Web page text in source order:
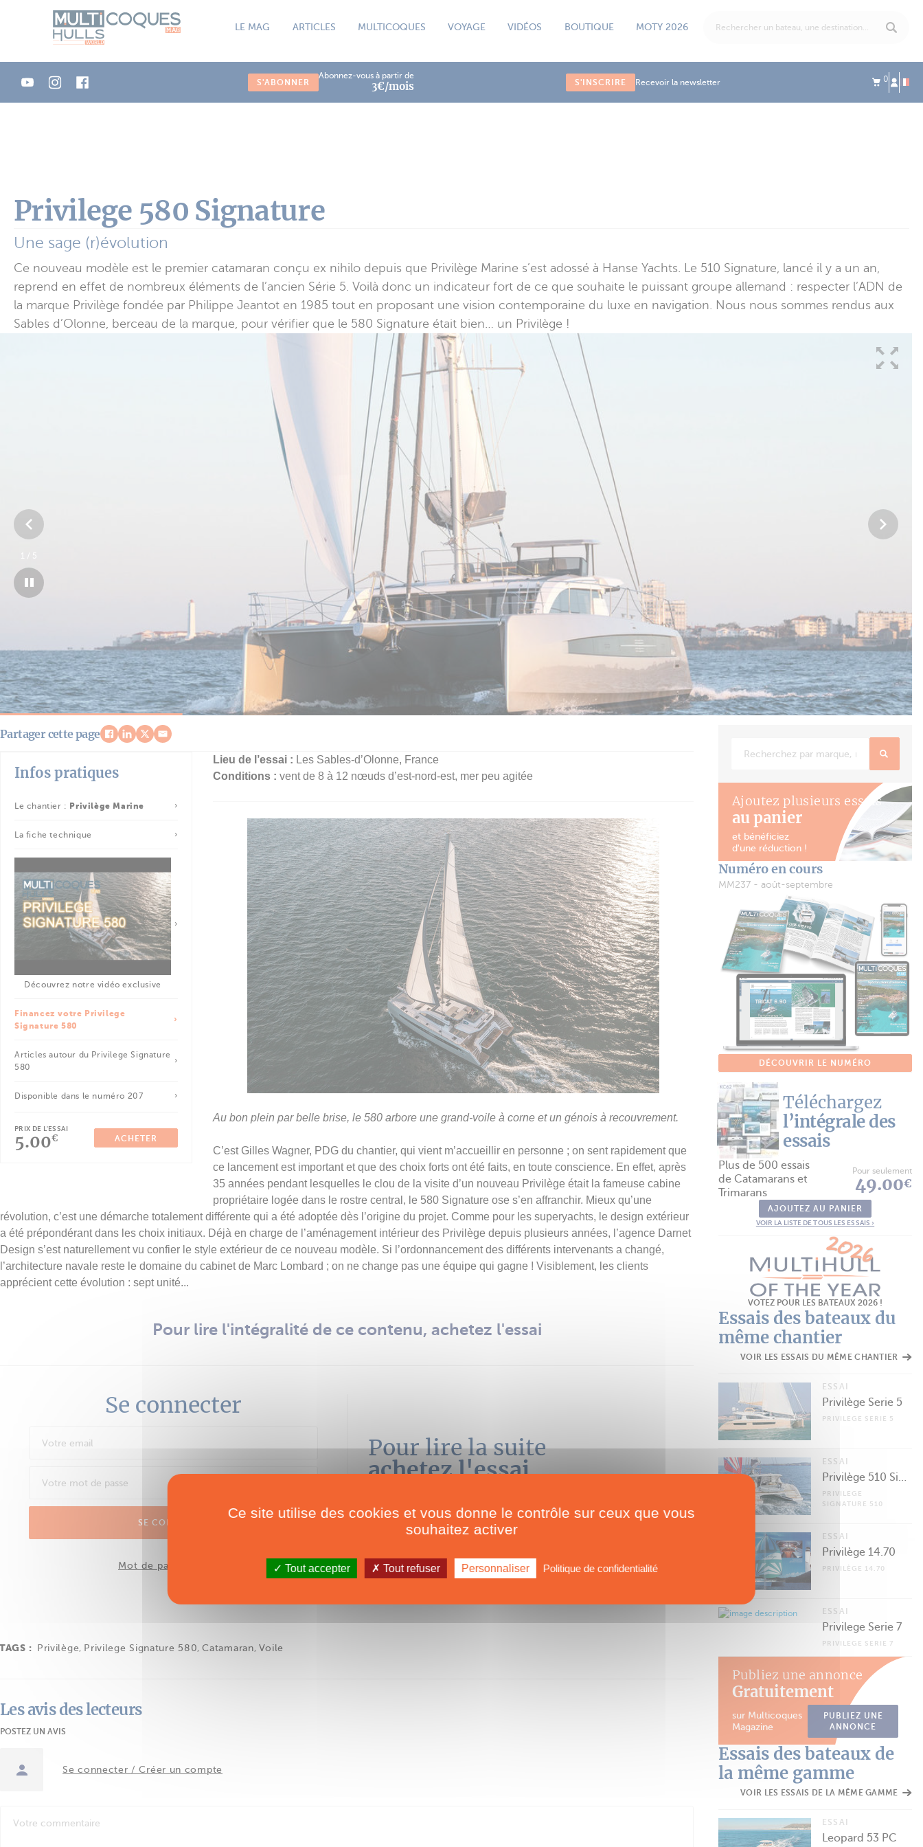
LE MAG ARTICLES MULTICOQUES VOYAGE VIDÉOS BOUTIQUE MOTY 2026
S'ABONNER
Abonnez-vous à partir de
3€/mois S'INSCRIRE Recevoir la newsletter 0
Privilege 580 Signature
Une sage (r)évolution
Ce nouveau modèle est le premier catamaran conçu ex nihilo depuis que Privilège Marine s’est adossé à Hanse Yachts. Le 510 Signature, lancé il y a un an,
reprend en effet de nombreux éléments de l’ancien Série 5. Voilà donc un indicateur fort de ce que souhaite le puissant groupe allemand : respecter l’ADN de
la marque Privilège fondée par Philippe Jeantot en 1985 tout en proposant une vision contemporaine du luxe en navigation. Nous nous sommes rendus aux
Sables d’Olonne, berceau de la marque, pour vérifier que le 580 Signature était bien… un Privilège !
Partager cette page
Infos pratiques
Le chantier : Privilège Marine
La fiche technique
Découvrez notre vidéo exclusive
Financez votre Privilege
Signature 580
Articles autour du Privilege Signature
580
Disponible dans le numéro 207
PRIX DE L'ESSAI
5.00€ ACHETER
Lieu de l’essai : Les Sables-d’Olonne, France
Conditions : vent de 8 à 12 nœuds d’est-nord-est, mer peu agitée
Au bon plein par belle brise, le 580 arbore une grand-voile à corne et un génois à recouvrement.
C’est Gilles Wagner, PDG du chantier, qui vient m’accueillir en personne ; on sent rapidement que
ce lancement est important et que des choix forts ont été faits, en toute conscience. En effet, après
35 années pendant lesquelles le clou de la visite d’un nouveau Privilège était la fameuse cabine
propriétaire logée dans le rostre central, le 580 Signature ose s’en affranchir. Mieux qu’une
révolution, c’est une démarche totalement différente qui a été adoptée dès l’origine du projet. Comme pour les superyachts, le design extérieur
a été prépondérant dans les choix initiaux. Déjà en charge de l’aménagement intérieur des Privilège depuis plusieurs années, l’agence Darnet
Design s’est naturellement vu confier le style extérieur de ce nouveau modèle. Si l’ordonnancement des différents intervenants a changé,
l’architecture navale reste le domaine du cabinet de Marc Lombard ; on ne change pas une équipe qui gagne ! Visiblement, les clients
apprécient cette évolution : sept unité...
Pour lire l'intégralité de ce contenu, achetez l'essai
Se connecter
SE CONNECTER
Mot de passe oublié ?
Pour lire la suite
achetez l'essai
5.00€
TAGS : Privilège, Privilege Signature 580,Catamaran, Voile
Les avis des lecteurs
POSTEZ UN AVIS
Se connecter / Créer un compte
Ajoutez plusieurs essais
au panier
et bénéficiez
d'une réduction !
Numéro en cours
MM237 - août-septembre
DÉCOUVRIR LE NUMÉRO
Téléchargez
l’intégrale des
essais
Plus de 500 essais
de Catamarans et
Trimarans
Pour seulement
49.00€
AJOUTEZ AU PANIER
VOIR LA LISTE DE TOUS LES ESSAIS ›
VOTEZ POUR LES BATEAUX 2026 !
Essais des bateaux du
même chantier
VOIR LES ESSAIS DU MÊME CHANTIER
ESSAI
Privilège Serie 5
PRIVILEGE SERIE 5
ESSAI
Privilège 510 Signature
PRIVILEGE
SIGNATURE 510
ESSAI
Privilège 14.70
PRIVILÈGE 14.70
ESSAI
Privilege Serie 7
PRIVILEGE SERIE 7
Publiez une annonce
Gratuitement
sur Multicoques
Magazine
PUBLIEZ UNE
ANNONCE
Essais des bateaux de
la même gamme
VOIR LES ESSAIS DE LA MÊME GAMME
ESSAI
Leopard 53 PC
Panneau de gestion des cookies
Ce site utilise des cookies et vous donne le contrôle sur ceux que vous
souhaitez activer
Tout accepter Tout refuser Personnaliser Politique de confidentialité